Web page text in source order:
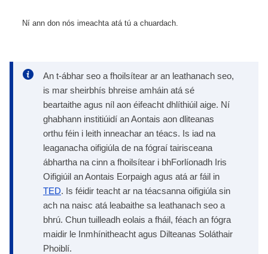
Ní ann don nós imeachta atá tú a chuardach.
An t-ábhar seo a fhoilsítear ar an leathanach seo,
is mar sheirbhís bhreise amháin atá sé
beartaithe agus níl aon éifeacht dhlíthiúil aige. Ní
ghabhann institiúidí an Aontais aon dliteanas
orthu féin i leith inneachar an téacs. Is iad na
leaganacha oifigiúla de na fógraí tairisceana
ábhartha na cinn a fhoilsítear i bhForlíonadh Iris
Oifigiúil an Aontais Eorpaigh agus atá ar fáil in
TED. Is féidir teacht ar na téacsanna oifigiúla sin
ach na naisc atá leabaithe sa leathanach seo a
bhrú. Chun tuilleadh eolais a fháil, féach an fógra
maidir le Inmhínitheacht agus Dilteanas Soláthair
Phoiblí.